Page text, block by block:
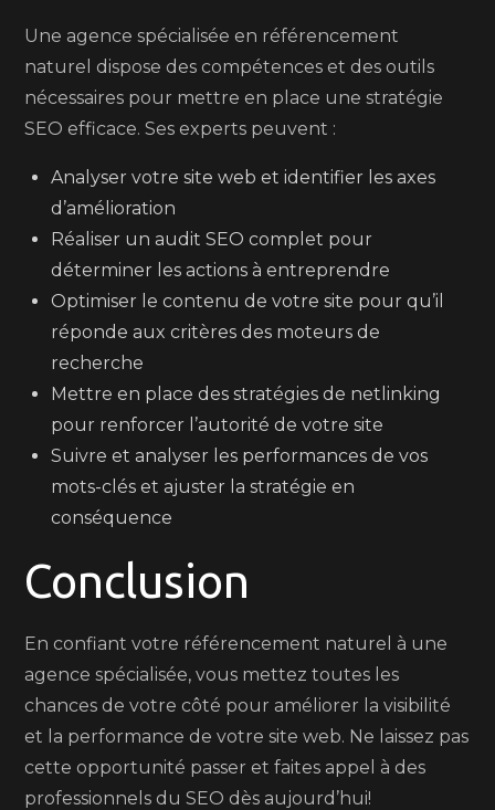
Une agence spécialisée en référencement
naturel dispose des compétences et des outils
nécessaires pour mettre en place une stratégie
SEO efficace. Ses experts peuvent :
Analyser votre site web et identifier les axes
d’amélioration
Réaliser un audit SEO complet pour
déterminer les actions à entreprendre
Optimiser le contenu de votre site pour qu’il
réponde aux critères des moteurs de
recherche
Mettre en place des stratégies de netlinking
pour renforcer l’autorité de votre site
Suivre et analyser les performances de vos
mots-clés et ajuster la stratégie en
conséquence
Conclusion
En confiant votre référencement naturel à une
agence spécialisée, vous mettez toutes les
chances de votre côté pour améliorer la visibilité
et la performance de votre site web. Ne laissez pas
cette opportunité passer et faites appel à des
professionnels du SEO dès aujourd’hui!